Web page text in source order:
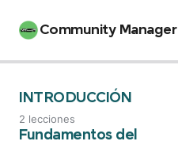
Community Manager
INTRODUCCIÓN
Manifiesto del estudiante
2 lecciones
Fundamentos del